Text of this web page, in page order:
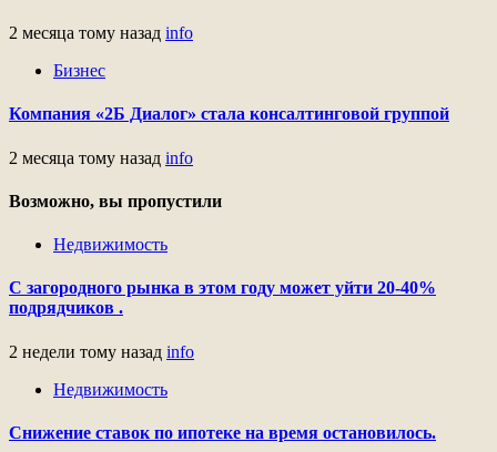
2 месяца тому назад info
Бизнес
Компания «2Б Диалог» стала консалтинговой группой
2 месяца тому назад info
Возможно, вы пропустили
Недвижимость
С загородного рынка в этом году может уйти 20-40%
подрядчиков .
2 недели тому назад info
Недвижимость
Снижение ставок по ипотеке на время остановилось.